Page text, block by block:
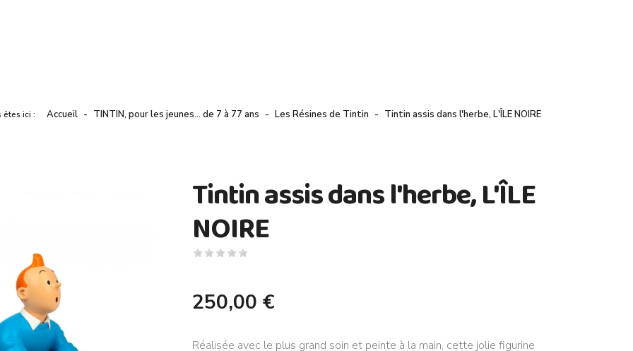
êtes ici : Accueil TINTIN, pour les jeunes… de 7 à 77 ans Les Résines de Tintin Tintin assis dans l'herbe, L'ÎLE NOIRE
Tintin assis dans l'herbe, L'ÎLE
NOIRE
250,00 €
Réalisée avec le plus grand soin et peinte à la main, cette jolie figurine